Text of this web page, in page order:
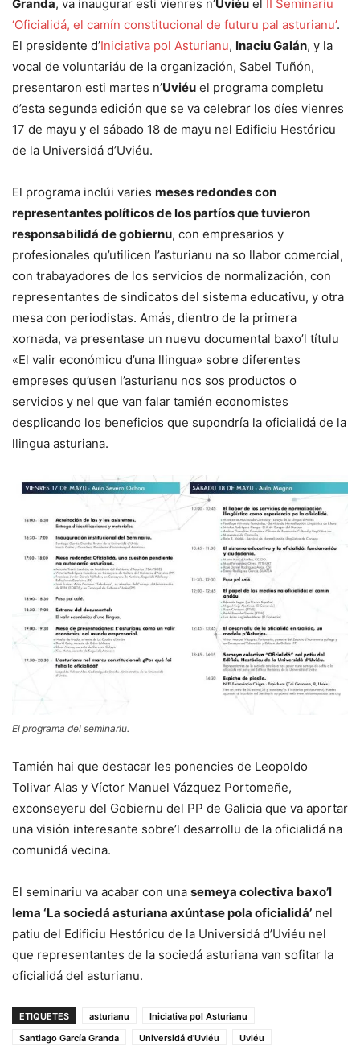
Granda, va inaugurar esti vienres n’Uviéu el II Seminariu
‘Oficialidá, el camín constitucional de futuru pal asturianu’.
El presidente d’Iniciativa pol Asturianu, Inaciu Galán, y la
vocal de voluntariáu de la organización, Sabel Tuñón,
presentaron esti martes n’Uviéu el programa completu
d’esta segunda edición que se va celebrar los díes vienres
17 de mayu y el sábado 18 de mayu nel Edificiu Hestóricu
de la Universidá d’Uviéu.
El programa inclúi varies meses redondes con
representantes políticos de los partíos que tuvieron
responsabilidá de gobiernu, con empresarios y
profesionales qu’utilicen l’asturianu na so llabor comercial,
con trabayadores de los servicios de normalización, con
representantes de sindicatos del sistema educativu, y otra
mesa con periodistas. Amás, dientro de la primera
xornada, va presentase un nuevu documental baxo’l títulu
«El valir económicu d’una llingua» sobre diferentes
empreses qu’usen l’asturianu nos sos productos o
servicios y nel que van falar tamién economistes
desplicando los beneficios que supondría la oficialidá de la
llingua asturiana.
El programa del seminariu.
Tamién hai que destacar les ponencies de Leopoldo
Tolivar Alas y Víctor Manuel Vázquez Portomeñe,
exconseyeru del Gobiernu del PP de Galicia que va aportar
una visión interesante sobre’l desarrollu de la oficialidá na
comunidá vecina.
El seminariu va acabar con una semeya colectiva baxo’l
lema ‘La sociedá asturiana axúntase pola oficialidá’ nel
patiu del Edificiu Hestóricu de la Universidá d’Uviéu nel
que representantes de la sociedá asturiana van sofitar la
oficialidá del asturianu.
ETIQUETES asturianu
Iniciativa pol Asturianu
Santiago García Granda
Universidá d'Uviéu Uviéu